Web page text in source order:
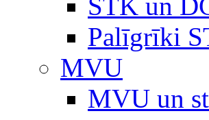
Palīgrīki
MVU
MVU un